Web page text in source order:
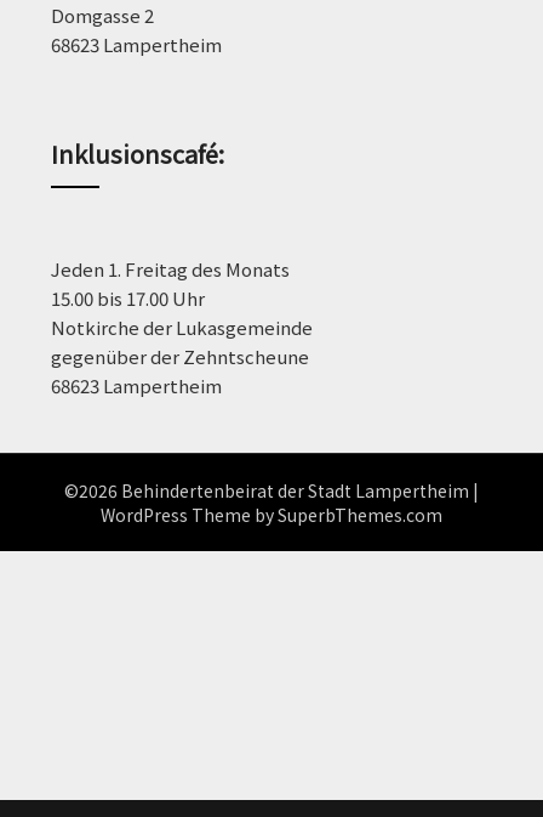
Domgasse 2
68623 Lampertheim
Inklusionscafé:
Jeden 1. Freitag des Monats
15.00 bis 17.00 Uhr
Notkirche der Lukasgemeinde
gegenüber der Zehntscheune
68623 Lampertheim
©2026 Behindertenbeirat der Stadt Lampertheim |
WordPress Theme bySuperbThemes.com